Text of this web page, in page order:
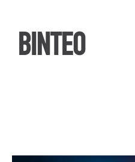
ΒΙΝΤΕΟ